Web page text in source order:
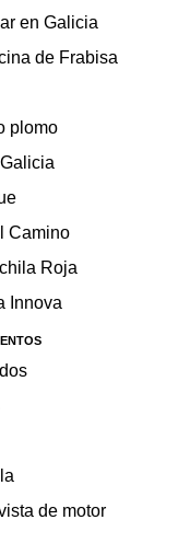
en Galicia
de Frabisa
plomo
Camino
Roja
Innova
de motor